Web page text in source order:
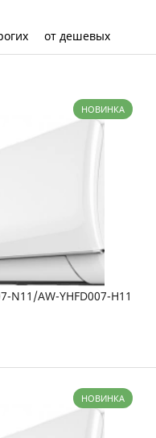
от дешевых
НОВИНКА
N11/AW-YHFD007-H11
НОВИНКА